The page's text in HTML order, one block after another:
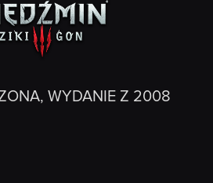
WYDANIE Z 2008